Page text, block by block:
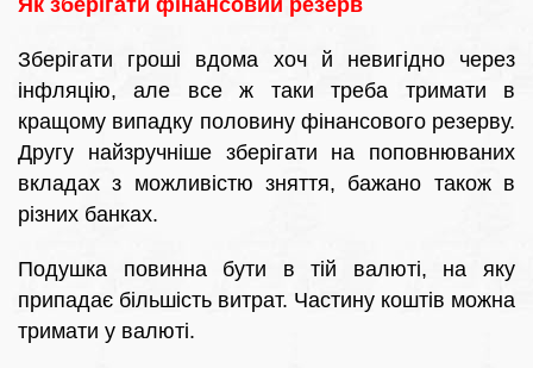
Як зберігати фінансовий резерв
Зберігати гроші вдома хоч й невигідно через
інфляцію, але все ж таки треба тримати в
кращому випадку половину фінансового резерву.
Другу найзручніше зберігати на поповнюваних
вкладах з можливістю зняття, бажано також в
різних банках.
Подушка повинна бути в тій валюті, на яку
припадає більшість витрат. Частину коштів можна
тримати у валюті.